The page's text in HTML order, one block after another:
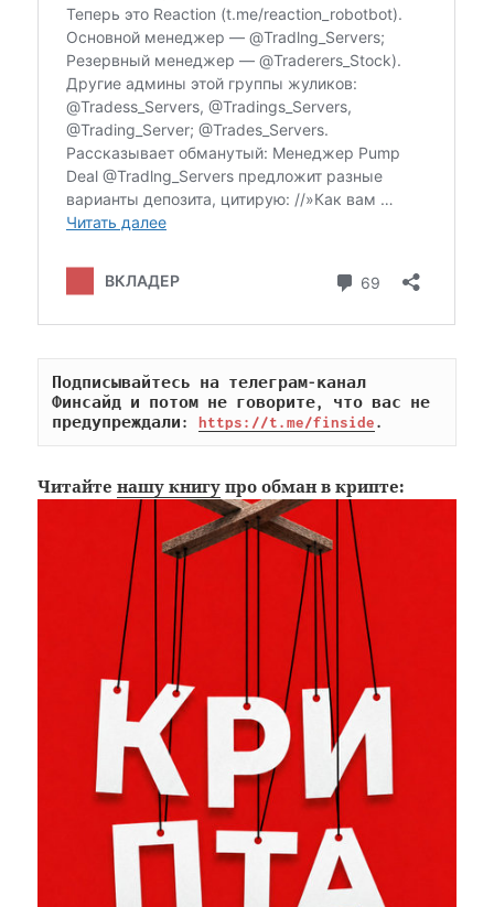
Подписывайтесь на телеграм-канал
Финсайд и потом не говорите, что вас не
предупреждали: https://t.me/finside.
Читайтенашу книгу про обман в крипте: